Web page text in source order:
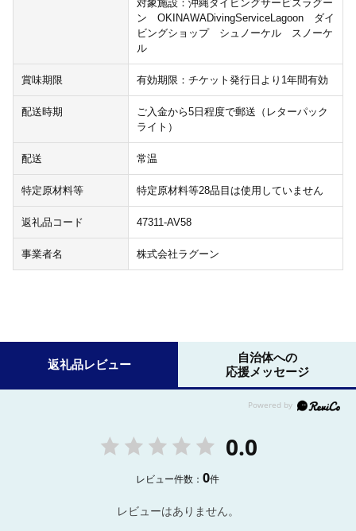
対象施設：沖縄ダイビングサービスラグー
ン OKINAWADivingServiceLagoon ダイ
ビングショップ シュノーケル スノーケ
ル
賞味期限 有効期限：チケット発行日より1年間有効
配送時期
ご入金から5日程度で郵送（レターパック
ライト）
配送 常温
特定原材料等 特定原材料等28品目は使用していません
返礼品コード 47311-AV58
事業者名 株式会社ラグーン
返礼品レビュー
自治体への
応援メッセージ
0.0
レビュー件数：0件
レビューはありません。